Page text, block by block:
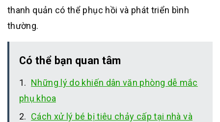
thanh quản có thể phục hồi và phát triển bình
thường.
Có thể bạn quan tâm
Những lý do khiến dân văn phòng dễ mắc
phụ khoa
Cách xử lý bé bị tiêu chảy cấp tại nhà và